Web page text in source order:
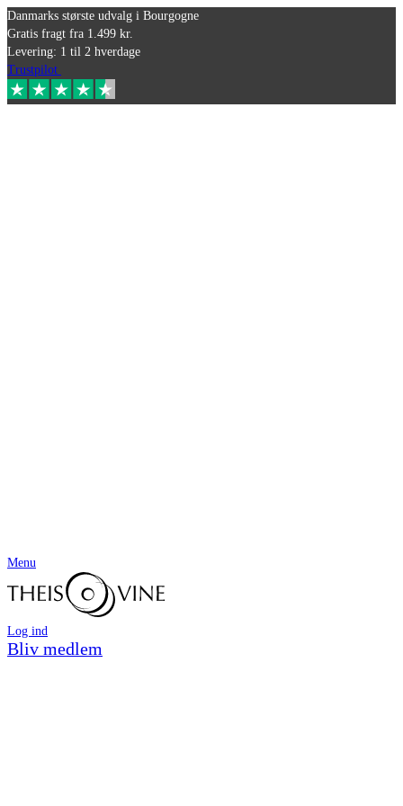
Danmarks største udvalg i Bourgogne
Gratis fragt fra 1.499 kr.
Levering: 1 til 2 hverdage
Trustpilot
Menu
Log ind
Bliv medlem